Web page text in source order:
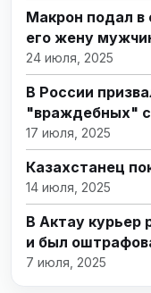
Макрон подал
его жену
24 июля, 2025
В России
"враждебных"
17 июля, 2025
Казахстанец
14 июля, 2025
В Актау курьер
и был
7 июля, 2025